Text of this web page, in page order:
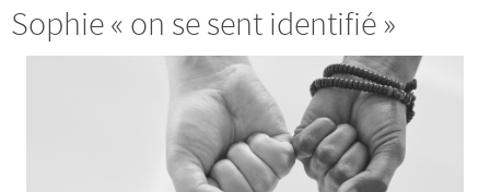
Sophie « on se sent identifié »